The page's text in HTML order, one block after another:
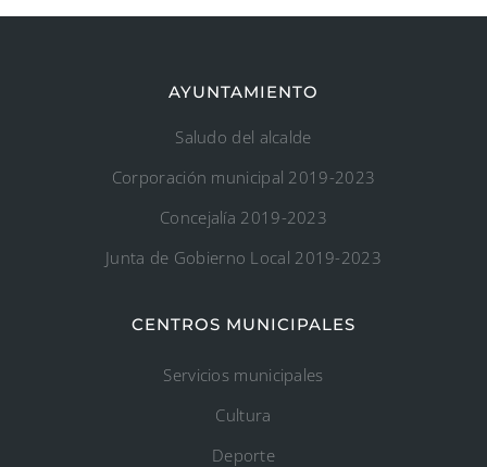
AYUNTAMIENTO
Saludo del alcalde
Corporación municipal 2019-2023
Concejalía 2019-2023
Junta de Gobierno Local 2019-2023
CENTROS MUNICIPALES
Servicios municipales
Cultura
Deporte